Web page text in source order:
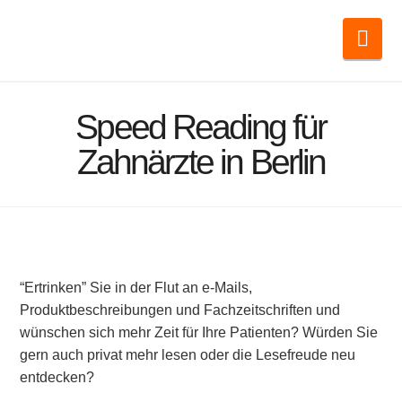
Speed Reading für
Zahnärzte in Berlin
“Ertrinken” Sie in der Flut an e-Mails,
Produktbeschreibungen und Fachzeitschriften und
wünschen sich mehr Zeit für Ihre Patienten? Würden Sie
gern auch privat mehr lesen oder die Lesefreude neu
entdecken?